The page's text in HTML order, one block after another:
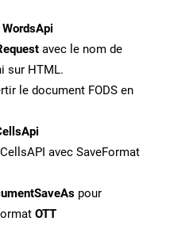
avec le nom de
sur HTML.
le document FODS en
avec SaveFormat
pour
OTT